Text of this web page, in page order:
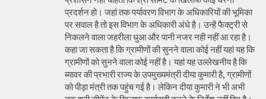
प्रदर्शन हो। जहां तक पर्यावरण विभाग के अधिकारियों की भूमिका
पर सवाल है तो इस विभाग के अधिकारी अंधे है। उन्हें फैक्ट्री से
निकलने वाला जहरीला धुआ और पानी नजर नही नहीं आ रहा है।
कहा जा सकता है कि ग्रामीणों की सुनने वाला कोई नहीं यहां यह कि
ग्रामीणों को सुनने वाला कोई नहीं है। यहां यह उल्लेखनीय है कि
ब्यावर की प्रभारी राज्य के उपमुख्यमंत्री दीया कुमारी है, ग्रामीणों
को पीड़ा मंत्री तक पहुंच गई है। लेकिन दीया कुमारी ने भी अभी